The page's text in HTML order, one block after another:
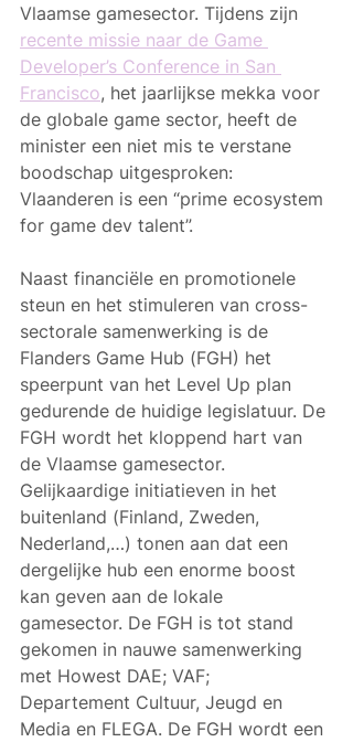
Vlaamse gamesector. Tijdens zijn
recente missie naar de Game
Developer’s Conference in San
Francisco, het jaarlijkse mekka voor
de globale game sector, heeft de
minister een niet mis te verstane
boodschap uitgesproken:
Vlaanderen is een “prime ecosystem
for game dev talent”.
Naast financiële en promotionele
steun en het stimuleren van cross-
sectorale samenwerking is de
Flanders Game Hub (FGH) het
speerpunt van het Level Up plan
gedurende de huidige legislatuur. De
FGH wordt het kloppend hart van
de Vlaamse gamesector.
Gelijkaardige initiatieven in het
buitenland (Finland, Zweden,
Nederland,…) tonen aan dat een
dergelijke hub een enorme boost
kan geven aan de lokale
gamesector. De FGH is tot stand
gekomen in nauwe samenwerking
met Howest DAE; VAF;
Departement Cultuur, Jeugd en
Media en FLEGA. De FGH wordt een